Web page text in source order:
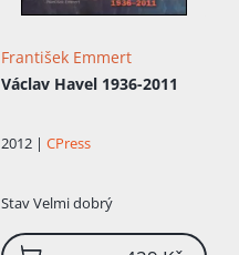
František Emmert
Václav Havel 1936-2011
2012 | CPress
StavVelmi dobrý